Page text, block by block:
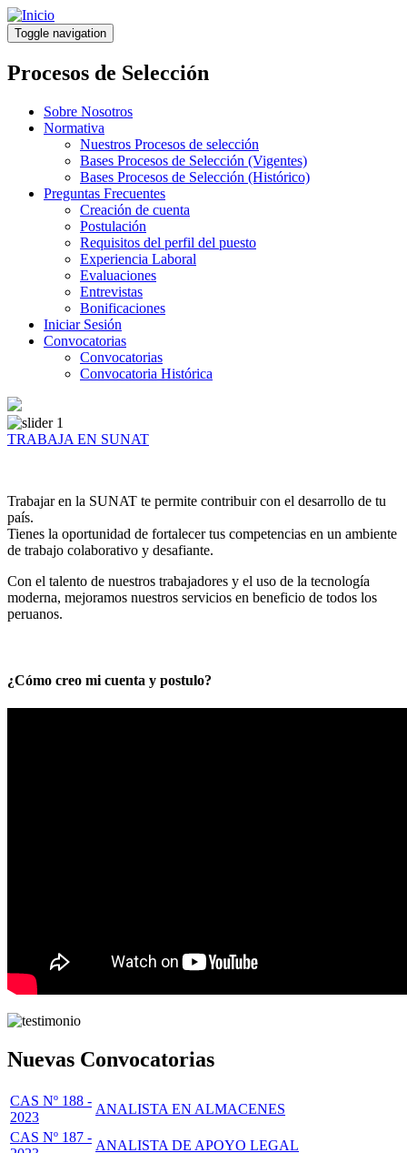
Pasar
al
contenido
principal
Toggle navigation
Procesos de Selección
Sobre Nosotros
Normativa
Nuestros Procesos de selección
Bases Procesos de Selección (Vigentes)
Bases Procesos de Selección (Histórico)
Preguntas Frecuentes
Creación de cuenta
Postulación
Requisitos del perfil del puesto
Experiencia Laboral
Evaluaciones
Entrevistas
Bonificaciones
Iniciar Sesión
Convocatorias
Convocatorias
Convocatoria Histórica
TRABAJA EN SUNAT
Trabajar en la SUNAT te permite contribuir con el desarrollo de tu
país.
Tienes la oportunidad de fortalecer tus competencias en un ambiente
de trabajo colaborativo y desafiante.
Con el talento de nuestros trabajadores y el uso de la tecnología
moderna, mejoramos nuestros servicios en beneficio de todos los
peruanos.
¿Cómo creo mi cuenta y postulo?
Nuevas Convocatorias
CAS Nº 188 -
2023
ANALISTA EN ALMACENES
CAS Nº 187 -
ANALISTA DE APOYO LEGAL